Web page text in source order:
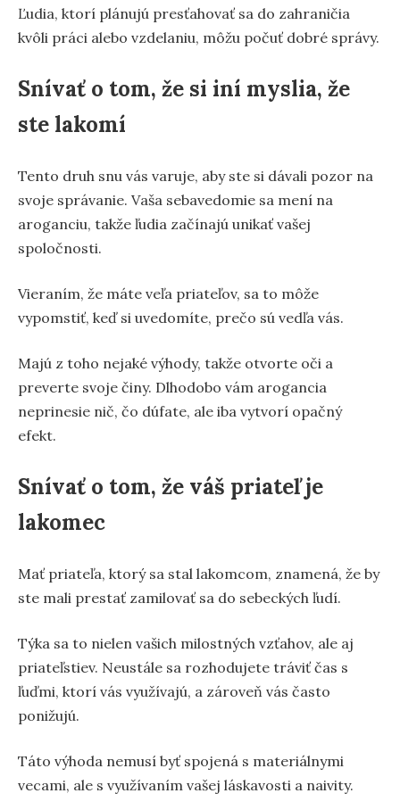
Ľudia, ktorí plánujú presťahovať sa do zahraničia
kvôli práci alebo vzdelaniu, môžu počuť dobré správy.
Snívať o tom, že si iní myslia, že
ste lakomí
Tento druh snu vás varuje, aby ste si dávali pozor na
svoje správanie. Vaša sebavedomie sa mení na
aroganciu, takže ľudia začínajú unikať vašej
spoločnosti.
Vieraním, že máte veľa priateľov, sa to môže
vypomstiť, keď si uvedomíte, prečo sú vedľa vás.
Majú z toho nejaké výhody, takže otvorte oči a
preverte svoje činy. Dlhodobo vám arogancia
neprinesie nič, čo dúfate, ale iba vytvorí opačný
efekt.
Snívať o tom, že váš priateľ je
lakomec
Mať priateľa, ktorý sa stal lakomcom, znamená, že by
ste mali prestať zamilovať sa do sebeckých ľudí.
Týka sa to nielen vašich milostných vzťahov, ale aj
priateľstiev. Neustále sa rozhodujete tráviť čas s
ľuďmi, ktorí vás využívajú, a zároveň vás často
ponižujú.
Táto výhoda nemusí byť spojená s materiálnymi
vecami, ale s využívaním vašej láskavosti a naivity.